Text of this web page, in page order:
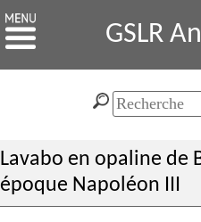
GSLR
Lavabo en opaline de
époque Napoléon III